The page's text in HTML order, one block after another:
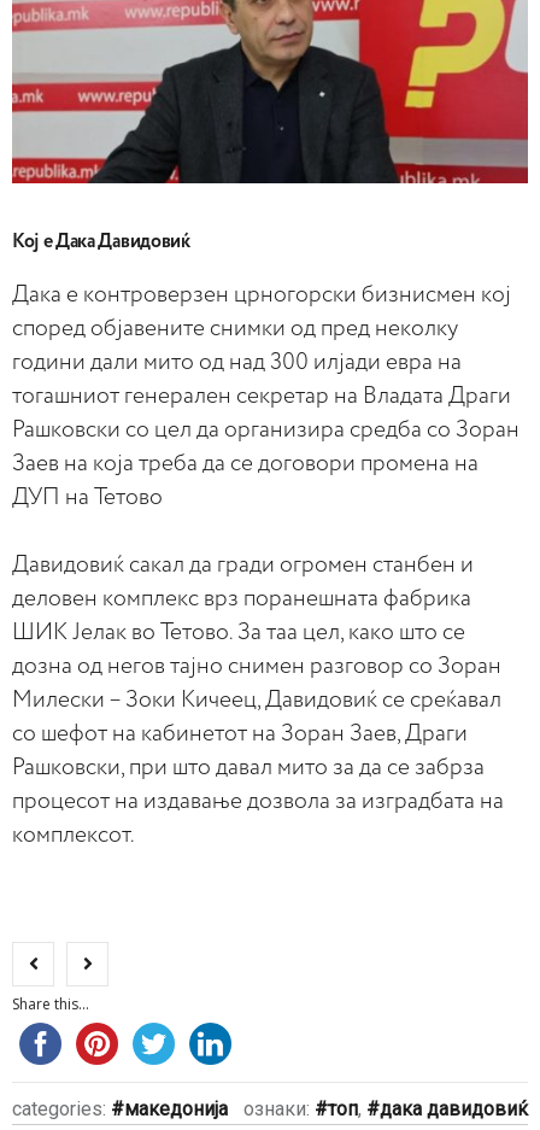
Кој е Дака Давидовиќ
Дака е контроверзен црногорски бизнисмен кој
според објавените снимки од пред неколку
години дали мито од над 300 илјади евра на
тогашниот генерален секретар на Владата Драги
Рашковски со цел да организира средба со Зоран
Заев на која треба да се договори промена на
ДУП на Тетово
Давидовиќ сакал да гради огромен станбен и
деловен комплекс врз поранешната фабрика
ШИК Јелак во Тетово. За таа цел, како што се
дозна од негов тајно снимен разговор со Зоран
Милески – Зоки Кичеец, Давидовиќ се среќавал
со шефот на кабинетот на Зоран Заев, Драги
Рашковски, при што давал мито за да се забрза
процесот на издавање дозвола за изградбата на
комплексот.
Share this...
categories: македонија ознаки: топ, дака давидовиќ